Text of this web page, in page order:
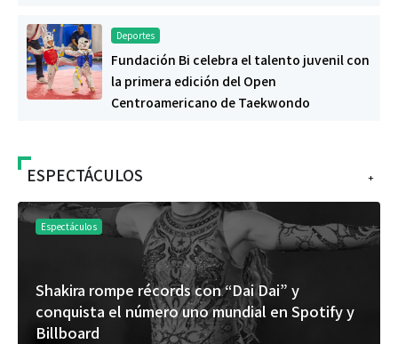
Deportes
Fundación Bi celebra el talento juvenil con
la primera edición del Open
Centroamericano de Taekwondo
+
ESPECTÁCULOS
Espectáculos
Shakira rompe récords con “Dai Dai” y
conquista el número uno mundial en Spotify y
Billboard